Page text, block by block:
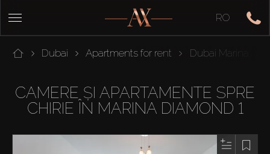
RO
Dubai Apartments for rent Dubai Marina
CAMERE ȘI APARTAMENTE SPRE
CHIRIE ÎN MARINA DIAMOND 1